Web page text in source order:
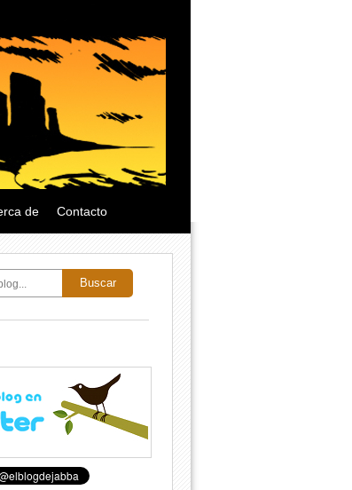
de Contacto
Buscar